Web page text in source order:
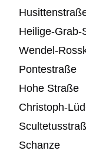
Heilige-Grab-
Wendel-
Pontestraße
Hohe Straße
Christoph-
Schanze